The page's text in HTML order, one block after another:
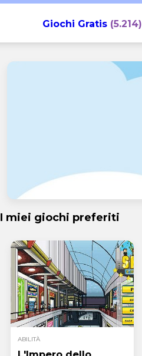
Giochi Gratis(5.214)
I miei giochi preferiti
ABILITÀ